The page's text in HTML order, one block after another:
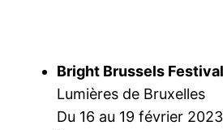
Bright Brussels Festival
Lumières de Bruxelles
Du 16 au 19 février